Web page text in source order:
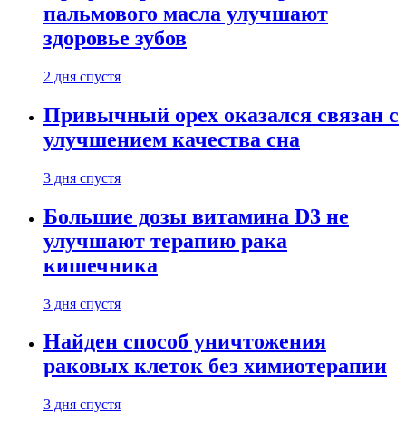
пальмового масла улучшают
здоровье зубов
2 дня спустя
Привычный орех оказался связан с
улучшением качества сна
3 дня спустя
Большие дозы витамина D3 не
улучшают терапию рака
кишечника
3 дня спустя
Найден способ уничтожения
раковых клеток без химиотерапии
3 дня спустя